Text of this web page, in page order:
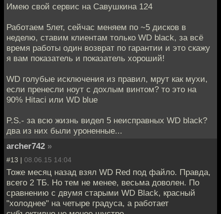
Имею свой сервис на Савушкина 124
Работаем 5лет, сейчас меняем по ~5 дисков в
неделю, ставим клиентам только WD black, за всё
время работы один возврат по гарантии и это скажу
я вам показатель и показатель хороший!
WD голубые исключения из правил, мрут как мухи,
если пренесли ноут с дохлым винтом? то это на
90% Hitaci или WD blue
P.S.- за всю жизнь видел 5 неисправных WD black?
два из них были уроненные...
archer742 »
#13 | 08.06.15 14:04
Тоже месяц назад взял WD Red под файло. Правда,
всего 2 ТБ. Но тем не менее, весьма доволен. По
сравнению с двумя старыми WD Black, красный
"холоднее" на четыре градуса, а работает